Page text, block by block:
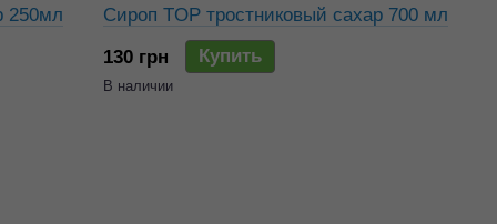
250мл
Сироп TOP тростниковый сахар 700 мл
130 грн
Купить
В наличии